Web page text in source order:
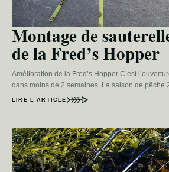
Montage de
de la Fred’s Hopper
Amélioration de la Fred’s Hopper C’est
dans moins de 2 semaines. La saison de pêche
LIRE L’ARTICLE